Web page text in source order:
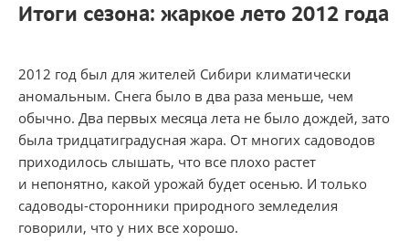
Итоги сезона: жаркое лето 2012 года
2012 год был для жителей Сибири климатически
аномальным. Снега было в два раза меньше, чем
обычно. Два первых месяца лета не было дождей, зато
была тридцатиградусная жара. От многих садоводов
приходилось слышать, что все плохо растет
и непонятно, какой урожай будет осенью. И только
садоводы-сторонники природного земледелия
говорили, что у них все хорошо.